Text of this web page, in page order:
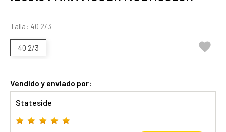
Talla: 40 2/3
40 2/3 
Vendido y enviado por:
Stateside